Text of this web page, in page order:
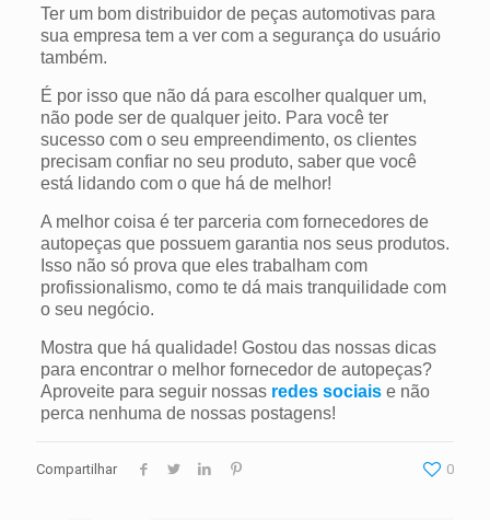
Ter um bom distribuidor de peças automotivas para
sua empresa tem a ver com a segurança do usuário
também.
É por isso que não dá para escolher qualquer um,
não pode ser de qualquer jeito. Para você ter
sucesso com o seu empreendimento, os clientes
precisam confiar no seu produto, saber que você
está lidando com o que há de melhor!
A melhor coisa é ter parceria com fornecedores de
autopeças que possuem garantia nos seus produtos.
Isso não só prova que eles trabalham com
profissionalismo, como te dá mais tranquilidade com
o seu negócio.
Mostra que há qualidade! Gostou das nossas dicas
para encontrar o melhor fornecedor de autopeças?
Aproveite para seguir nossas redes sociaise não
perca nenhuma de nossas postagens!
Compartilhar 0